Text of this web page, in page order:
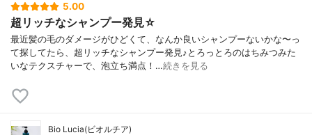
5.00
超リッチなシャンプー発見☆
最近髪の毛のダメージがひどくて、なんか良いシャンプーないかな〜っ
て探してたら、超リッチなシャンプー発見♪とろっとろのはちみつみた
いなテクスチャーで、泡立ち満点！…続きを見る
Bio Lucia(ビオルチア)